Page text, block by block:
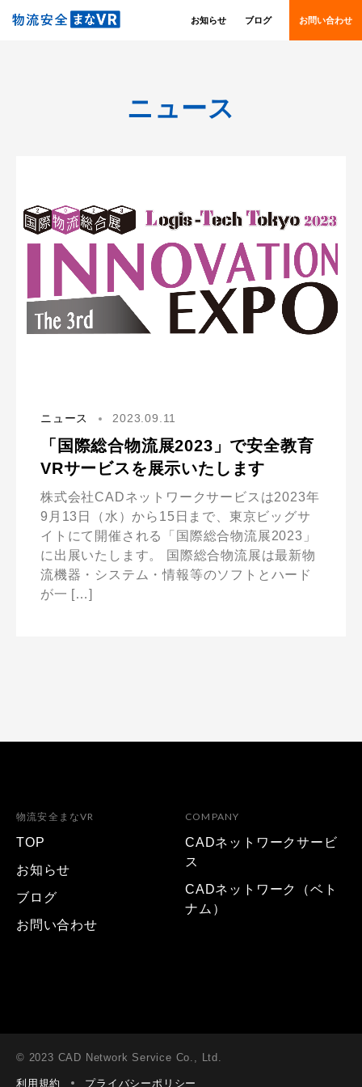
お知らせ ブログ お問い合わせ
ニュース
ニュース 2023.09.11
「国際総合物流展2023」で安全教育
VRサービスを展示いたします
株式会社CADネットワークサービスは2023年
9月13日（水）から15日まで、東京ビッグサ
イトにて開催される「国際総合物流展2023」
に出展いたします。 国際総合物流展は最新物
流機器・システム・情報等のソフトとハード
が一 […]
物流安全まなVR
TOP
お知らせ
ブログ
お問い合わせ
COMPANY
CADネットワークサービ
ス
CADネットワーク（ベト
ナム）
© 2023 CAD Network Service Co., Ltd.
利用規約 プライバシーポリシー